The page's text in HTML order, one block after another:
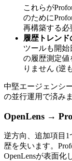
これらが
のために
再構築する必
履歴トレンド
ツールも開始
の履歴測定値
りません (逆
中堅エージェンシ
の並行運用で済みま
OpenLens →
逆方向、追加項目
歴を失います。
OpenLensが表面化